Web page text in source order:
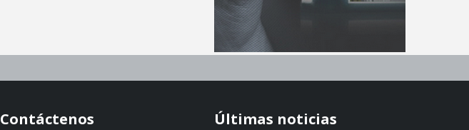
Contáctenos Últimas noticias